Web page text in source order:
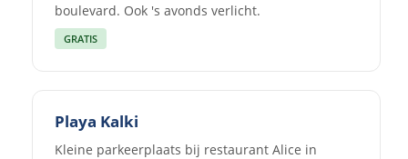
boulevard. Ook 's avonds verlicht.
GRATIS
Playa Kalki
Kleine parkeerplaats bij restaurant Alice in